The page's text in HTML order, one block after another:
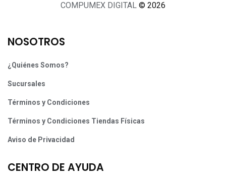
COMPUMEX DIGITAL © 2026
NOSOTROS
¿Quiénes Somos?
Sucursales
Términos y Condiciones
Términos y Condiciones Tiendas Físicas
Aviso de Privacidad
CENTRO DE AYUDA